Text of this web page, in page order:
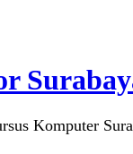
Komputer